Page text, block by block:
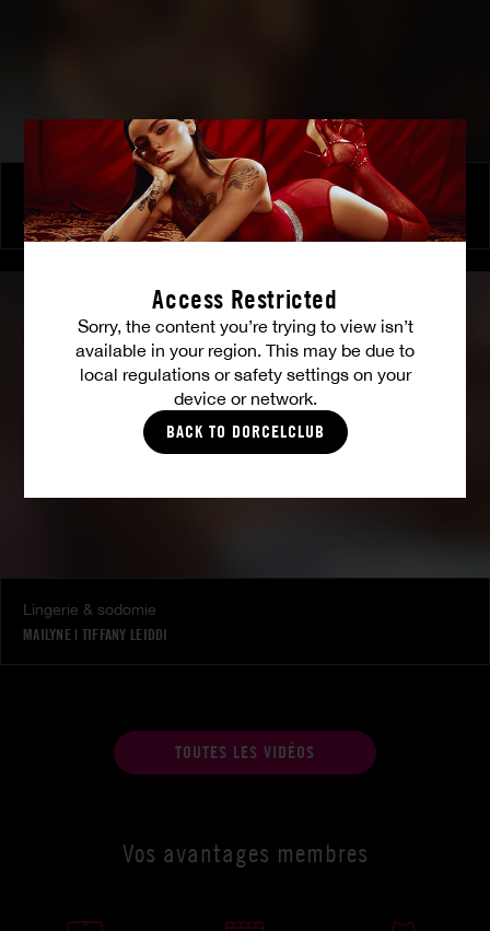
Access Restricted
Sorry, the content you’re trying to view isn’t
available in your region. This may be due to
local regulations or safety settings on your
device or network.
BACK TO DORCELCLUB
ANISSA KATE|ANNA POLINA
Lingerie & sodomie
MAILYNE| TIFFANY LEIDDI
TOUTES LES VIDÉOS
Vos avantages membres